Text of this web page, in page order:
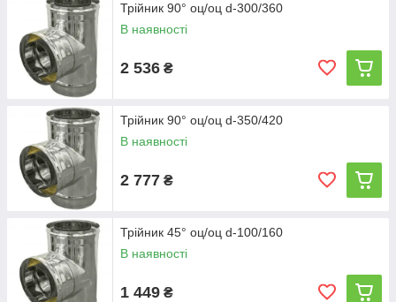
Трійник 90° оц/оц d-300/360
В наявності
2 536 ₴
Трійник 90° оц/оц d-350/420
В наявності
2 777 ₴
Трійник 45° оц/оц d-100/160
В наявності
1 449 ₴